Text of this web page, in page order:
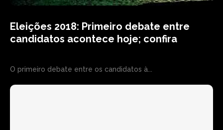
Eleições 2018: Primeiro debate entre
candidatos acontece hoje; confira
O primeiro debate entre os candidatos à...